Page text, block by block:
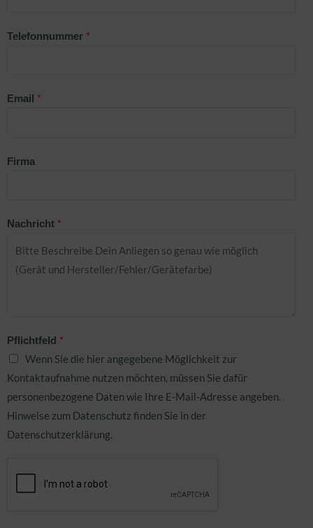
Telefonnummer *
Email *
Firma
Nachricht *
Pflichtfeld *
Wenn Sie die hier angegebene Möglichkeit zur
Kontaktaufnahme nutzen möchten, müssen Sie dafür
personenbezogene Daten wie Ihre E-Mail-Adresse angeben.
Hinweise zum Datenschutz finden Sie in der
Datenschutzerklärung.